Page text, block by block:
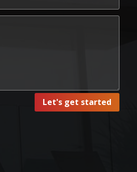
Let's get started